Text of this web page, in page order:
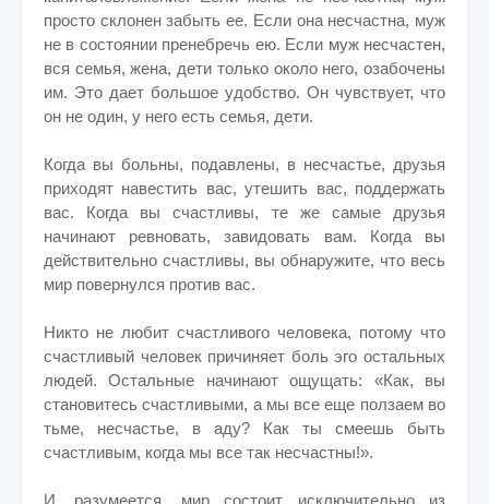
просто склонен забыть ее. Если она несчастна, муж
не в состоянии пренебречь ею. Если муж несчастен,
вся семья, жена, дети только около него, озабочены
им. Это дает большое удобство. Он чувствует, что
он не один, у него есть семья, дети.
Когда вы больны, подавлены, в несчастье, друзья
приходят навестить вас, утешить вас, поддержать
вас. Когда вы счастливы, те же самые друзья
начинают ревновать, завидовать вам. Когда вы
действительно счастливы, вы обнаружите, что весь
мир повернулся против вас.
Никто не любит счастливого человека, потому что
счастливый человек причиняет боль эго остальных
людей. Остальные начинают ощущать: «Как, вы
становитесь счастливыми, а мы все еще ползаем во
тьме, несчастье, в аду? Как ты смеешь быть
счастливым, когда мы все так несчастны!».
И, разумеется, мир состоит исключительно из